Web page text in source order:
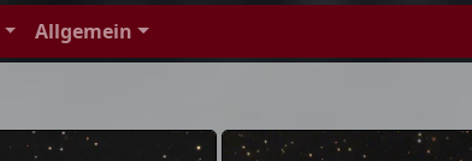
Allgemein